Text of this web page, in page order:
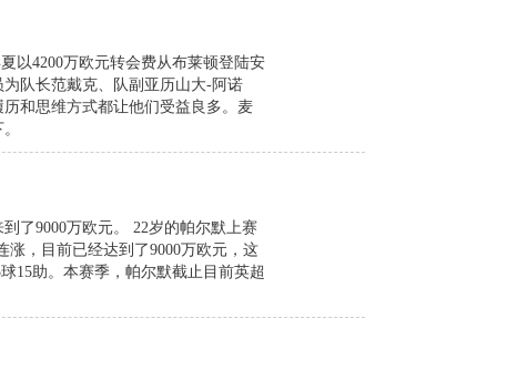
以4200万欧元转会费从布莱顿登陆安
队长范戴克、队副亚历山大-阿诺
和思维方式都让他们受益良多。麦
了9000万欧元。 22岁的帕尔默上赛
涨，目前已经达到了9000万欧元，这
15助。本赛季，帕尔默截止目前英超